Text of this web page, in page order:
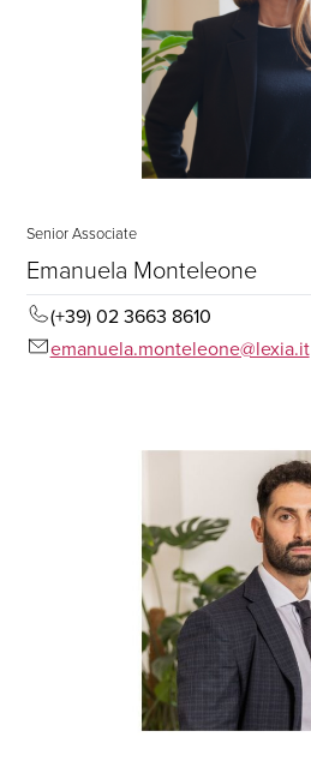
Senior Associate
Emanuela Monteleone
(+39) 02 3663 8610
emanuela.monteleone@lexia.it